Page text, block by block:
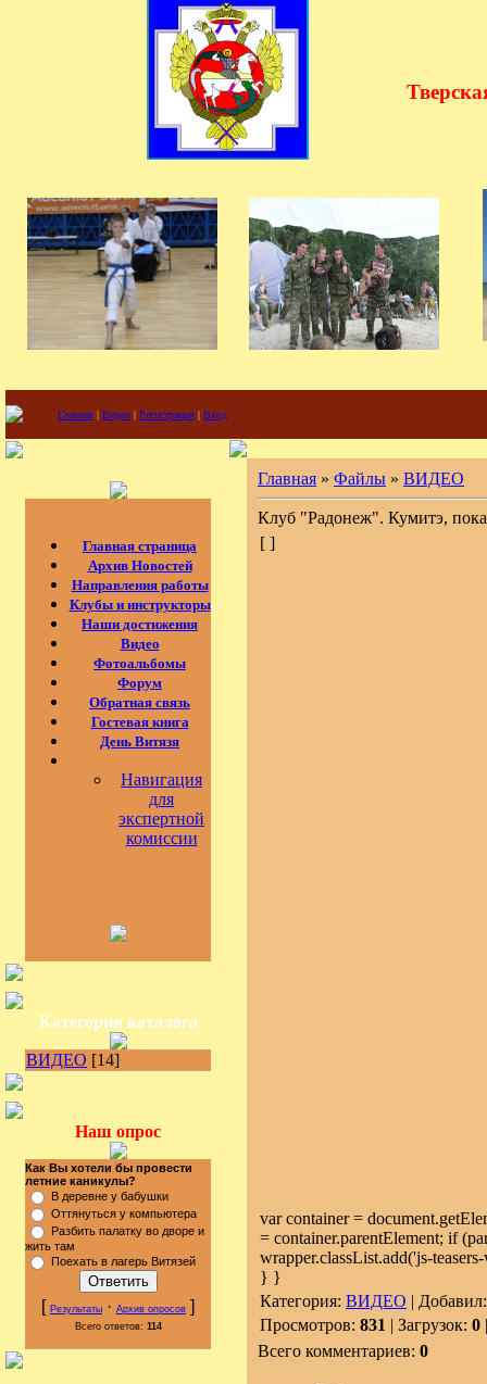
Главная | Видео | Регистрация | Вход
Главная страница
Архив Новостей
Направления работы
Клубы и инструкторы
Наши достижения
Видео
Фотоальбомы
Форум
Обратная связь
Гостевая книга
День Витязя
Навигация
для
экспертной
комиссии
Категории каталога
ВИДЕО [14]
Наш опрос
Как Вы хотели бы провести
летние каникулы?
В деревне у бабушки
Оттянуться у компьютера
Разбить палатку во дворе и
жить там
Поехать в лагерь Витязей
[ Результаты · Архив опросов ]
Всего ответов: 114
Главная » Файлы » ВИДЕО
Клуб "Радонеж". Кумитэ,
[ ]
var container =
= container.parentElement; if
wrapper.classList.add('js-
} }
Категория: ВИДЕО |
Просмотров: 831 | Загрузок: 0
Всего комментариев: 0